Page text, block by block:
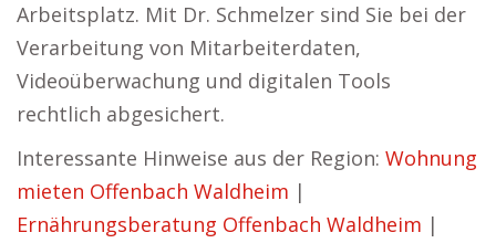
Arbeitsplatz. Mit Dr. Schmelzer sind Sie bei der
Verarbeitung von Mitarbeiterdaten,
Videoüberwachung und digitalen Tools
rechtlich abgesichert.
Interessante Hinweise aus der Region: Wohnung
mieten Offenbach Waldheim |
Ernährungsberatung Offenbach Waldheim |